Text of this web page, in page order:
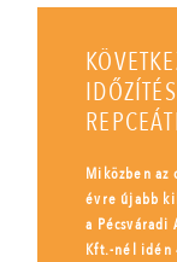
Miközben az
évre újabb
a Pécsváradi
Kft.-nél idén